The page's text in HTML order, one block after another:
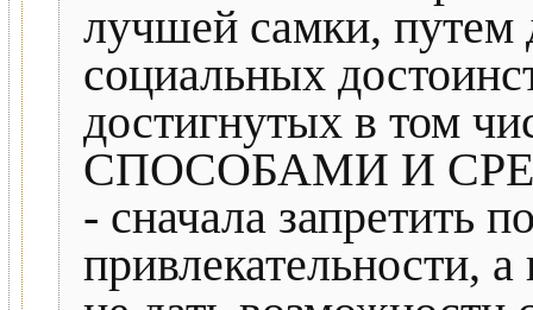
лучшей самки, путем
социальных
достигнутых в том
СПОСОБАМИ И
- сначала запретить
привлекательности,